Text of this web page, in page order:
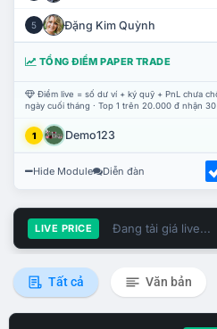
5 Đặng Kim Quỳnh
TỔNG ĐIỂM PAPER TRADE
Điểm live = số dư ví + ký quỹ + PnL chưa
ngày cuối tháng · Top 1 trên 20.000 đ nhận 30
1 Demo123
Hide Module Diễn đàn
LIVE PRICE Đang tải giá live...
Tất cả Văn bản